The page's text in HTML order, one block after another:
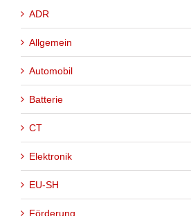
ADR
Allgemein
Automobil
Batterie
CT
Elektronik
EU-SH
Förderung